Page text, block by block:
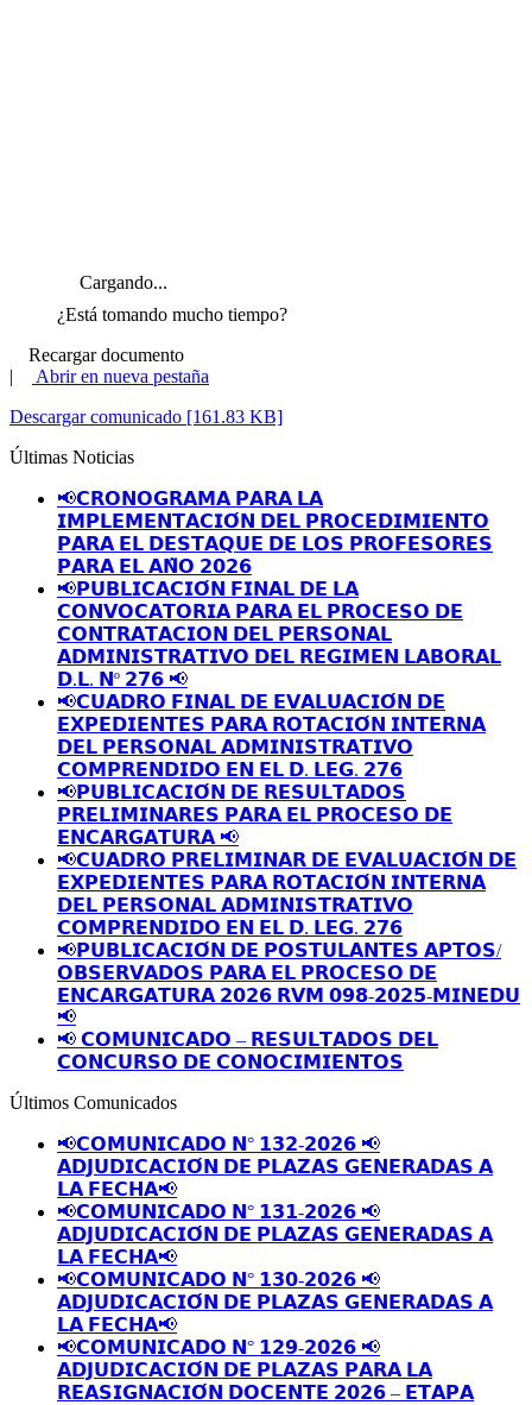
Cargando...
¿Está tomando mucho tiempo?
Recargar documento
|
Abrir en nueva pestaña
Descargar comunicado [161.83 KB]
Últimas Noticias
📢𝗖𝗥𝗢𝗡𝗢𝗚𝗥𝗔𝗠𝗔 𝗣𝗔𝗥𝗔 𝗟𝗔
𝗜𝗠𝗣𝗟𝗘𝗠𝗘𝗡𝗧𝗔𝗖𝗜𝗢́𝗡 𝗗𝗘𝗟 𝗣𝗥𝗢𝗖𝗘𝗗𝗜𝗠𝗜𝗘𝗡𝗧𝗢
𝗣𝗔𝗥𝗔 𝗘𝗟 𝗗𝗘𝗦𝗧𝗔𝗤𝗨𝗘 𝗗𝗘 𝗟𝗢𝗦 𝗣𝗥𝗢𝗙𝗘𝗦𝗢𝗥𝗘𝗦
𝗣𝗔𝗥𝗔 𝗘𝗟 𝗔𝗡̃𝗢 𝟮𝟬𝟮𝟲
📢𝗣𝗨𝗕𝗟𝗜𝗖𝗔𝗖𝗜𝗢́𝗡 𝗙𝗜𝗡𝗔𝗟 𝗗𝗘 𝗟𝗔
𝗖𝗢𝗡𝗩𝗢𝗖𝗔𝗧𝗢𝗥𝗜𝗔 𝗣𝗔𝗥𝗔 𝗘𝗟 𝗣𝗥𝗢𝗖𝗘𝗦𝗢 𝗗𝗘
𝗖𝗢𝗡𝗧𝗥𝗔𝗧𝗔𝗖𝗜𝗢𝗡 𝗗𝗘𝗟 𝗣𝗘𝗥𝗦𝗢𝗡𝗔𝗟
𝗔𝗗𝗠𝗜𝗡𝗜𝗦𝗧𝗥𝗔𝗧𝗜𝗩𝗢 𝗗𝗘𝗟 𝗥𝗘𝗚𝗜𝗠𝗘𝗡 𝗟𝗔𝗕𝗢𝗥𝗔𝗟
𝗗.𝗟. 𝗡º 𝟮𝟳𝟲 📢
📢𝗖𝗨𝗔𝗗𝗥𝗢 𝗙𝗜𝗡𝗔𝗟 𝗗𝗘 𝗘𝗩𝗔𝗟𝗨𝗔𝗖𝗜𝗢́𝗡 𝗗𝗘
𝗘𝗫𝗣𝗘𝗗𝗜𝗘𝗡𝗧𝗘𝗦 𝗣𝗔𝗥𝗔 𝗥𝗢𝗧𝗔𝗖𝗜𝗢́𝗡 𝗜𝗡𝗧𝗘𝗥𝗡𝗔
𝗗𝗘𝗟 𝗣𝗘𝗥𝗦𝗢𝗡𝗔𝗟 𝗔𝗗𝗠𝗜𝗡𝗜𝗦𝗧𝗥𝗔𝗧𝗜𝗩𝗢
𝗖𝗢𝗠𝗣𝗥𝗘𝗡𝗗𝗜𝗗𝗢 𝗘𝗡 𝗘𝗟 𝗗. 𝗟𝗘𝗚. 𝟮𝟳𝟲
📢𝗣𝗨𝗕𝗟𝗜𝗖𝗔𝗖𝗜𝗢́𝗡 𝗗𝗘 𝗥𝗘𝗦𝗨𝗟𝗧𝗔𝗗𝗢𝗦
𝗣𝗥𝗘𝗟𝗜𝗠𝗜𝗡𝗔𝗥𝗘𝗦 𝗣𝗔𝗥𝗔 𝗘𝗟 𝗣𝗥𝗢𝗖𝗘𝗦𝗢 𝗗𝗘
𝗘𝗡𝗖𝗔𝗥𝗚𝗔𝗧𝗨𝗥𝗔 📢
📢𝗖𝗨𝗔𝗗𝗥𝗢 𝗣𝗥𝗘𝗟𝗜𝗠𝗜𝗡𝗔𝗥 𝗗𝗘 𝗘𝗩𝗔𝗟𝗨𝗔𝗖𝗜𝗢́𝗡 𝗗𝗘
𝗘𝗫𝗣𝗘𝗗𝗜𝗘𝗡𝗧𝗘𝗦 𝗣𝗔𝗥𝗔 𝗥𝗢𝗧𝗔𝗖𝗜𝗢́𝗡 𝗜𝗡𝗧𝗘𝗥𝗡𝗔
𝗗𝗘𝗟 𝗣𝗘𝗥𝗦𝗢𝗡𝗔𝗟 𝗔𝗗𝗠𝗜𝗡𝗜𝗦𝗧𝗥𝗔𝗧𝗜𝗩𝗢
𝗖𝗢𝗠𝗣𝗥𝗘𝗡𝗗𝗜𝗗𝗢 𝗘𝗡 𝗘𝗟 𝗗. 𝗟𝗘𝗚. 𝟮𝟳𝟲
📢𝗣𝗨𝗕𝗟𝗜𝗖𝗔𝗖𝗜𝗢́𝗡 𝗗𝗘 𝗣𝗢𝗦𝗧𝗨𝗟𝗔𝗡𝗧𝗘𝗦 𝗔𝗣𝗧𝗢𝗦/
𝗢𝗕𝗦𝗘𝗥𝗩𝗔𝗗𝗢𝗦 𝗣𝗔𝗥𝗔 𝗘𝗟 𝗣𝗥𝗢𝗖𝗘𝗦𝗢 𝗗𝗘
𝗘𝗡𝗖𝗔𝗥𝗚𝗔𝗧𝗨𝗥𝗔 𝟮𝟬𝟮𝟲 𝗥𝗩𝗠 𝟬𝟵𝟴-𝟮𝟬𝟮𝟱-𝗠𝗜𝗡𝗘𝗗𝗨
📢
📢 𝗖𝗢𝗠𝗨𝗡𝗜𝗖𝗔𝗗𝗢 – 𝗥𝗘𝗦𝗨𝗟𝗧𝗔𝗗𝗢𝗦 𝗗𝗘𝗟
𝗖𝗢𝗡𝗖𝗨𝗥𝗦𝗢 𝗗𝗘 𝗖𝗢𝗡𝗢𝗖𝗜𝗠𝗜𝗘𝗡𝗧𝗢𝗦
Últimos Comunicados
📢𝗖𝗢𝗠𝗨𝗡𝗜𝗖𝗔𝗗𝗢 𝗡° 𝟭𝟯𝟮-𝟮𝟬𝟮𝟲 📢
𝗔𝗗𝗝𝗨𝗗𝗜𝗖𝗔𝗖𝗜𝗢́𝗡 𝗗𝗘 𝗣𝗟𝗔𝗭𝗔𝗦 𝗚𝗘𝗡𝗘𝗥𝗔𝗗𝗔𝗦 𝗔
𝗟𝗔 𝗙𝗘𝗖𝗛𝗔📢
📢𝗖𝗢𝗠𝗨𝗡𝗜𝗖𝗔𝗗𝗢 𝗡° 𝟭𝟯𝟭-𝟮𝟬𝟮𝟲 📢
𝗔𝗗𝗝𝗨𝗗𝗜𝗖𝗔𝗖𝗜𝗢́𝗡 𝗗𝗘 𝗣𝗟𝗔𝗭𝗔𝗦 𝗚𝗘𝗡𝗘𝗥𝗔𝗗𝗔𝗦 𝗔
𝗟𝗔 𝗙𝗘𝗖𝗛𝗔📢
📢𝗖𝗢𝗠𝗨𝗡𝗜𝗖𝗔𝗗𝗢 𝗡° 𝟭𝟯𝟬-𝟮𝟬𝟮𝟲 📢
𝗔𝗗𝗝𝗨𝗗𝗜𝗖𝗔𝗖𝗜𝗢́𝗡 𝗗𝗘 𝗣𝗟𝗔𝗭𝗔𝗦 𝗚𝗘𝗡𝗘𝗥𝗔𝗗𝗔𝗦 𝗔
𝗟𝗔 𝗙𝗘𝗖𝗛𝗔📢
📢𝗖𝗢𝗠𝗨𝗡𝗜𝗖𝗔𝗗𝗢 𝗡° 𝟭𝟮𝟵-𝟮𝟬𝟮𝟲 📢
𝗔𝗗𝗝𝗨𝗗𝗜𝗖𝗔𝗖𝗜𝗢́𝗡 𝗗𝗘 𝗣𝗟𝗔𝗭𝗔𝗦 𝗣𝗔𝗥𝗔 𝗟𝗔
𝗥𝗘𝗔𝗦𝗜𝗚𝗡𝗔𝗖𝗜𝗢́𝗡 𝗗𝗢𝗖𝗘𝗡𝗧𝗘 𝟮𝟬𝟮𝟲 – 𝗘𝗧𝗔𝗣𝗔